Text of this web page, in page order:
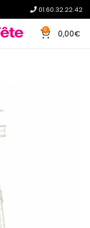
01.60.32.22.42
0 0,00€